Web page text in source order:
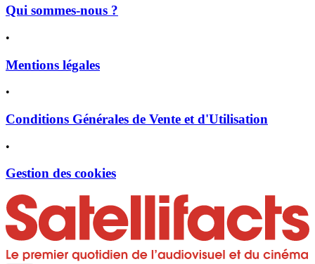
Qui sommes-nous ?
•
Mentions légales
•
Conditions Générales de Vente et d'Utilisation
•
Gestion des cookies